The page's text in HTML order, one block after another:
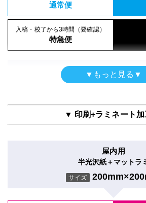
通常便
入稿・校了から3時間（要確認）
特急便
ポスター
光沢紙印刷のみ
16時までの入稿・校了で当日発送
通常便
入稿・校了から3時間（要確認）
▼もっと見る▼
▼ 印刷+ラミネート
屋内用
半光沢紙＋マットラ
サイズ